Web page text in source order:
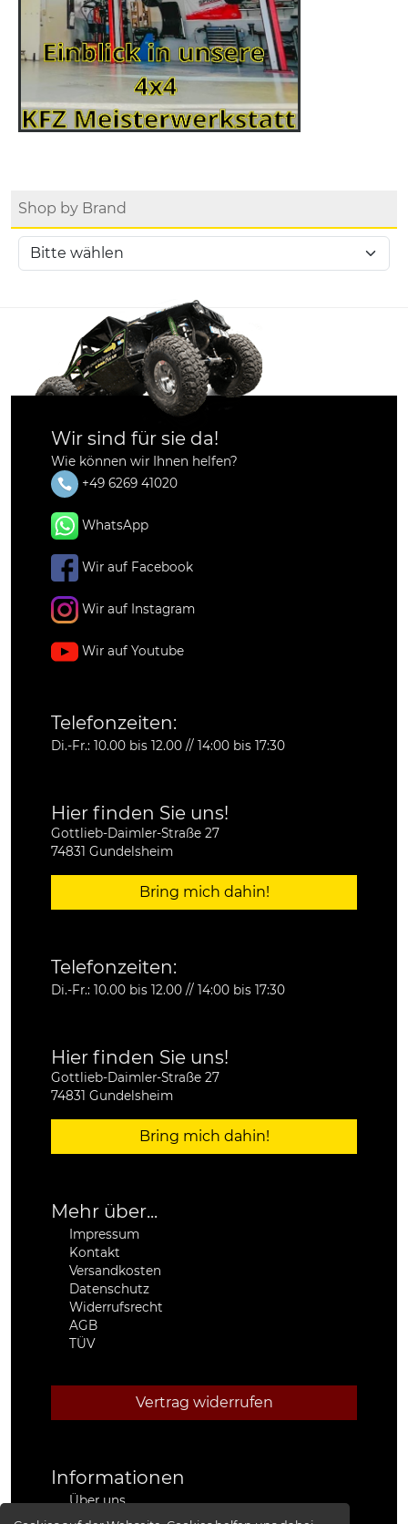
Shop by Brand
Wir sind für sie da!
Wie können wir Ihnen helfen?
+49 6269 41020
WhatsApp
Wir auf Facebook
Wir auf Instagram
Wir auf Youtube
Telefonzeiten:
Di.-Fr.: 10.00 bis 12.00 // 14:00 bis 17:30
Hier finden Sie uns!
Gottlieb-Daimler-Straße 27
74831 Gundelsheim
Bring mich dahin!
Telefonzeiten:
Di.-Fr.: 10.00 bis 12.00 // 14:00 bis 17:30
Hier finden Sie uns!
Gottlieb-Daimler-Straße 27
74831 Gundelsheim
Bring mich dahin!
Mehr über...
Impressum
Kontakt
Versandkosten
Datenschutz
Widerrufsrecht
AGB
TÜV
Vertrag widerrufen
Informationen
Über uns
Stützpunkthändler